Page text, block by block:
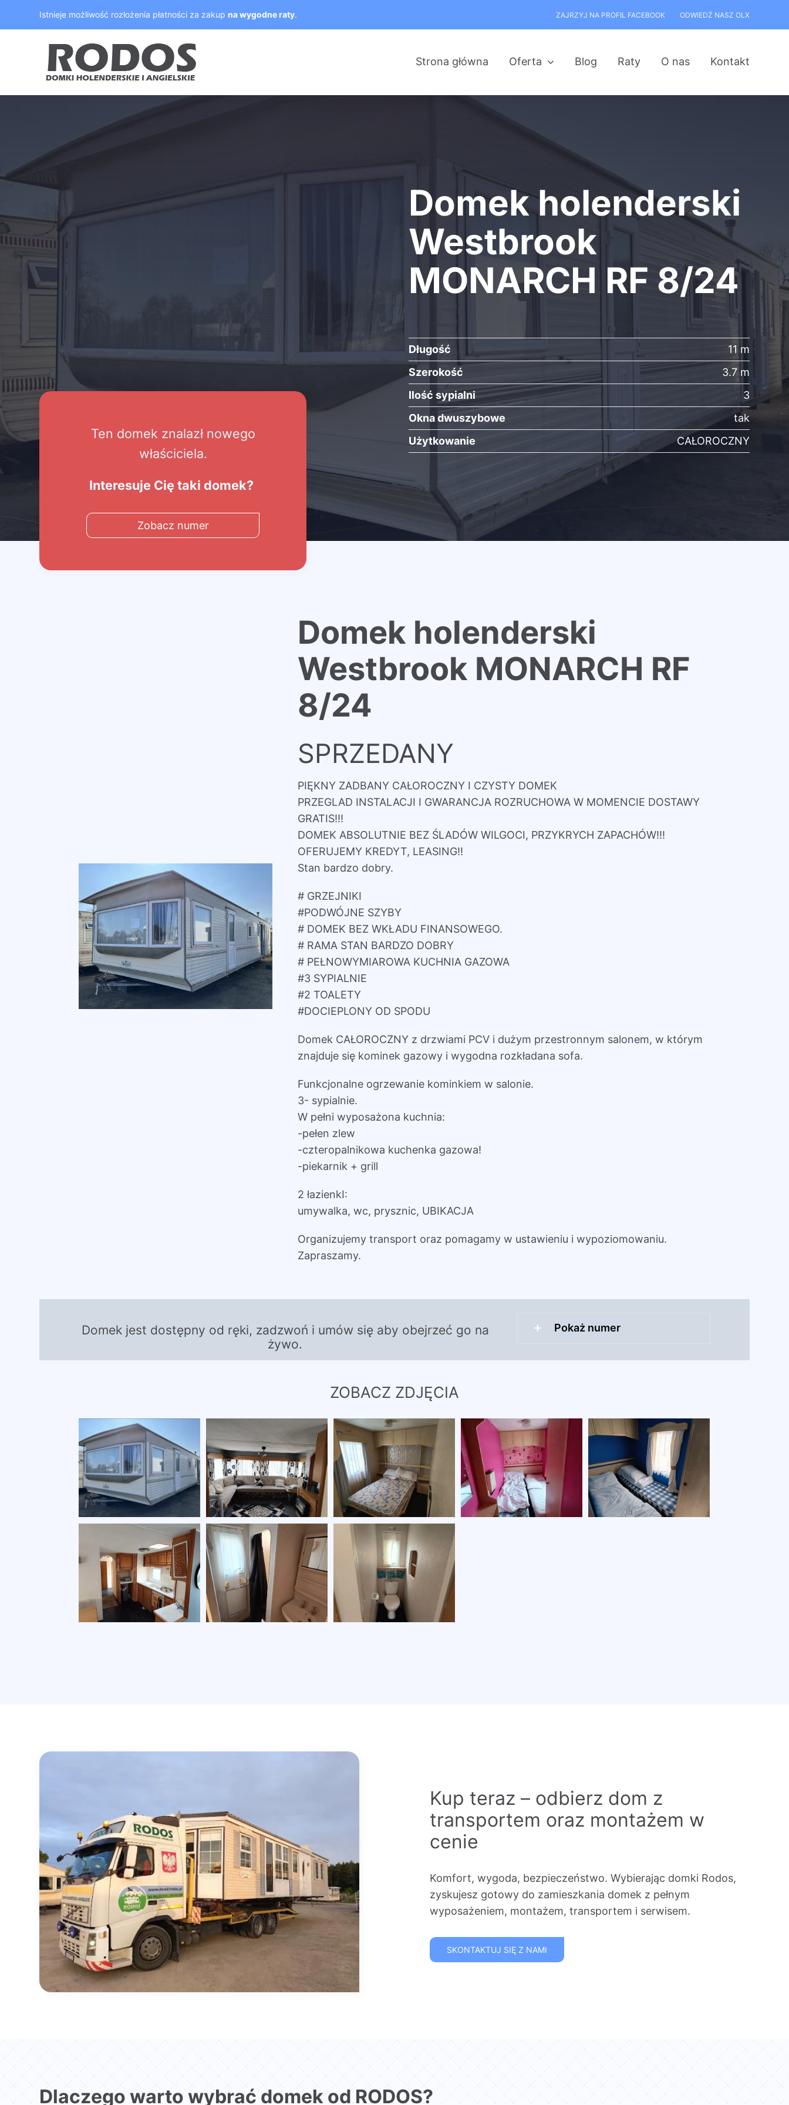
Istnieje możliwość rozłożenia płatności za zakupna wygodne raty. ZAJRZYJ NA PROFIL FACEBOOK ODWIEDŹ NASZ OLX
Strona główna Oferta Blog Raty O nas Kontakt
Ten domek znalazł nowego
właściciela.
Interesuje Cię taki domek?
Zobacz numer
Domek holenderski
Westbrook
MONARCH RF 8/24
Długość
11 m
Szerokość
3.7 m
Ilość sypialni
3
Okna dwuszybowe
tak
Użytkowanie
CAŁOROCZNY
Domek holenderski
Westbrook MONARCH RF
8/24
SPRZEDANY
PIĘKNY ZADBANY CAŁOROCZNY I CZYSTY DOMEK
PRZEGLAD INSTALACJI I GWARANCJA ROZRUCHOWA W MOMENCIE DOSTAWY
GRATIS!!!
DOMEK ABSOLUTNIE BEZ ŚLADÓW WILGOCI, PRZYKRYCH ZAPACHÓW!!!
OFERUJEMY KREDYT, LEASING!!
Stan bardzo dobry.
# GRZEJNIKI
#PODWÓJNE SZYBY
# DOMEK BEZ WKŁADU FINANSOWEGO.
# RAMA STAN BARDZO DOBRY
# PEŁNOWYMIAROWA KUCHNIA GAZOWA
#3 SYPIALNIE
#2 TOALETY
#DOCIEPLONY OD SPODU
Domek CAŁOROCZNY z drzwiami PCV i dużym przestronnym salonem, w którym
znajduje się kominek gazowy i wygodna rozkładana sofa.
Funkcjonalne ogrzewanie kominkiem w salonie.
3- sypialnie.
W pełni wyposażona kuchnia:
-pełen zlew
-czteropalnikowa kuchenka gazowa!
-piekarnik + grill
2 łazienkI:
umywalka, wc, prysznic, UBIKACJA
Organizujemy transport oraz pomagamy w ustawieniu i wypoziomowaniu.
Zapraszamy.
Domek jest dostępny od ręki, zadzwoń i umów się aby obejrzeć go na
żywo.
Pokaż numer
ZOBACZ ZDJĘCIA
Kup teraz – odbierz dom z
transportem oraz montażem w
cenie
Komfort, wygoda, bezpieczeństwo. Wybierając domki Rodos,
zyskujesz gotowy do zamieszkania domek z pełnym
wyposażeniem, montażem, transportem i serwisem.
SKONTAKTUJ SIĘ Z NAMI
Dlaczego warto wybrać domek od RODOS?